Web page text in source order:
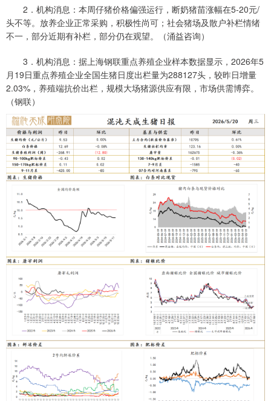
2．机构消息：本周仔猪价格偏强运行，断奶猪苗涨幅在5-20元/
头不等。放养企业正常采购，积极性尚可；社会猪场及散户补栏情绪
不一，部分近期有补栏，部分仍在观望。（涌益咨询）
3．机构消息：据上海钢联重点养殖企业样本数据显示，2026年5
月19日重点养殖企业全国生猪日度出栏量为288127头，较昨日增量
2.03%，养殖端抗价出栏，规模大场猪源供应有限，市场供需博弈。
（钢联）